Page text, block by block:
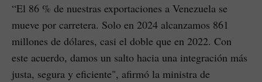
“El 86 % de nuestras exportaciones a Venezuela se
mueve por carretera. Solo en 2024 alcanzamos 861
millones de dólares, casi el doble que en 2022. Con
este acuerdo, damos un salto hacia una integración más
justa, segura y eficiente", afirmó la ministra de